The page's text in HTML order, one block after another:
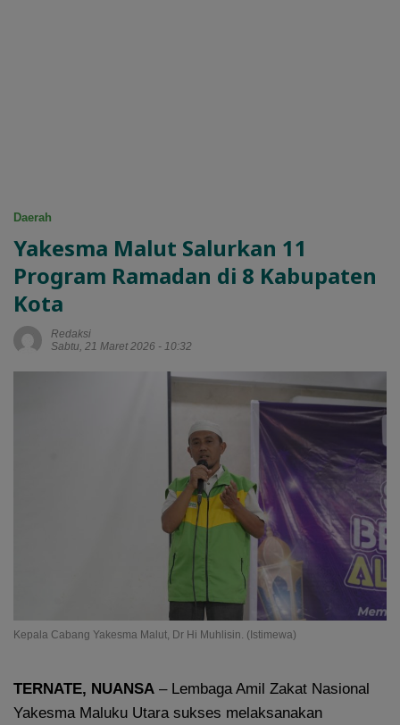
Daerah
Yakesma Malut Salurkan 11
Program Ramadan di 8 Kabupaten
Kota
Redaksi
Sabtu, 21 Maret 2026 - 10:32
Kepala Cabang Yakesma Malut, Dr Hi Muhlisin. (Istimewa)
TERNATE, NUANSA – Lembaga Amil Zakat Nasional
Yakesma Maluku Utara sukses melaksanakan